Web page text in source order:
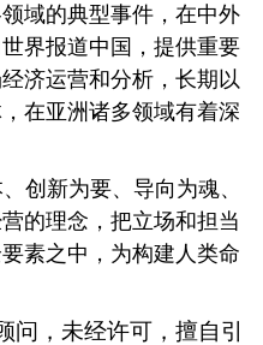
域的典型事件，在中外
界报道中国，提供重要
济运营和分析，长期以
在亚洲诸多领域有着深
创新为要、导向为魂、
的理念，把立场和担当
素之中，为构建人类命
问，未经许可，擅自引